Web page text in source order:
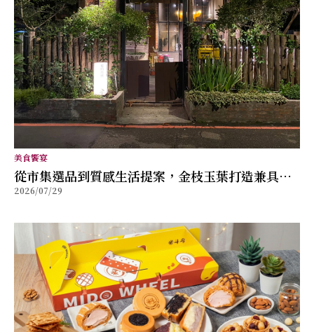
美食饗宴
從市集選品到質感生活提案，金枝玉葉打造兼具風
格與舒適的女性穿搭品牌
2026/07/29